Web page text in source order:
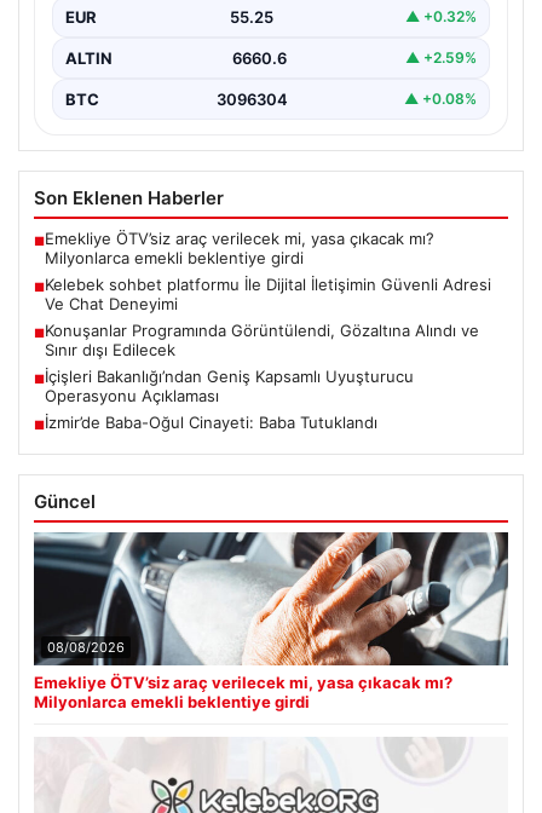
EUR 55.25 ▲ +0.32%
ALTIN 6660.6 ▲ +2.59%
BTC 3096304 ▲ +0.08%
Son Eklenen Haberler
■Emekliye ÖTV’siz araç verilecek mi, yasa çıkacak mı?
Milyonlarca emekli beklentiye girdi
■Kelebek sohbet platformu İle Dijital İletişimin Güvenli Adresi
Ve Chat Deneyimi
■Konuşanlar Programında Görüntülendi, Gözaltına Alındı ve
Sınır dışı Edilecek
■İçişleri Bakanlığı’ndan Geniş Kapsamlı Uyuşturucu
Operasyonu Açıklaması
■İzmir’de Baba-Oğul Cinayeti: Baba Tutuklandı
Güncel
08/08/2026
Emekliye ÖTV’siz araç verilecek mi, yasa çıkacak mı?
Milyonlarca emekli beklentiye girdi